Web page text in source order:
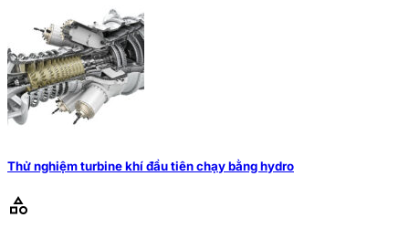
Thử nghiệm turbine khí đầu tiên chạy bằng hydro
category